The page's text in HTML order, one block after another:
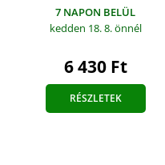
7 NAPON BELÜL
kedden 18. 8.önnél
6 430 Ft
RÉSZLETEK